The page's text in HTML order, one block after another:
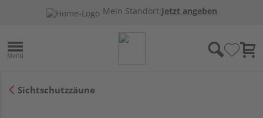
Mein Standort:Jetzt angeben
Sichtschutzzäune